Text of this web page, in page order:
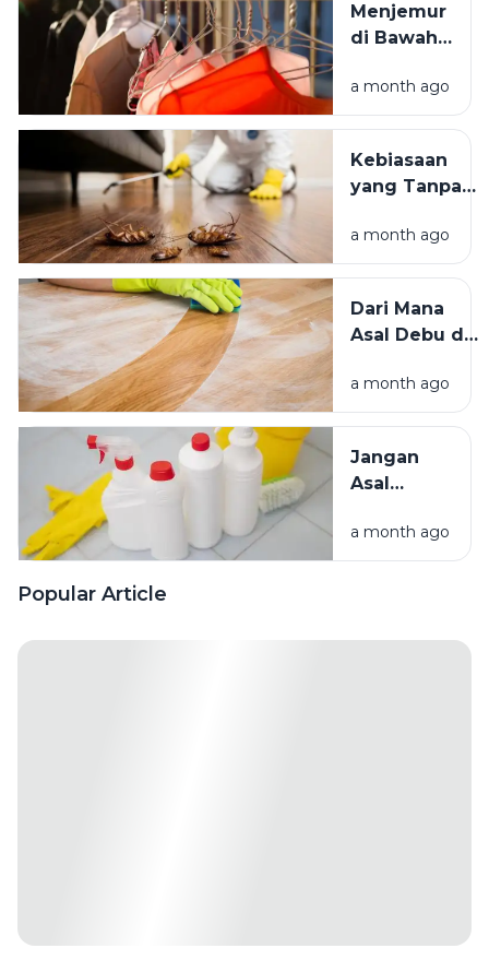
Tinggal yang
Bersih
Kesejahteraan
Kita?
Menjemur
di Bawah
atau Di
Tempat
Mana yang
Lebih
a month ago
Kebiasaan
yang Tanpa
Mengundang
Kecoak,
Hama
Lainnya Ke
a month ago
Dari Mana
Asal Debu di
Kenali
Penyebab
Mengatasinya
a month ago
Jangan
Asal
Bahan
Pembersih
a month ago
Popular Article